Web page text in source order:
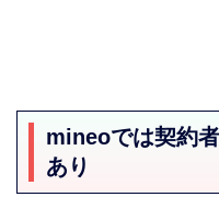
mineoでは契約
あり